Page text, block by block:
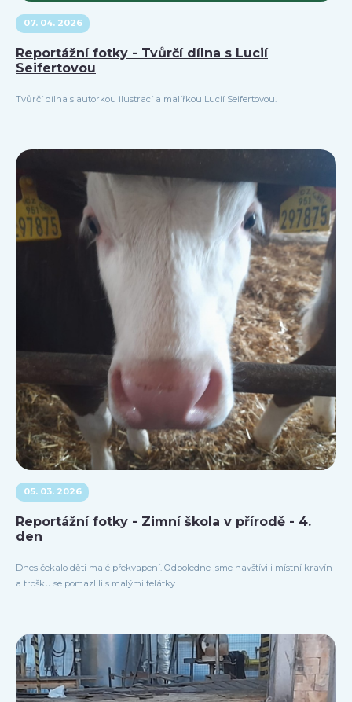
07. 04. 2026
Reportážní fotky - Tvůrčí dílna s Lucií
Seifertovou
Tvůrčí dílna s autorkou ilustrací a malířkou Lucií Seifertovou.
05. 03. 2026
Reportážní fotky - Zimní škola v přírodě - 4.
den
Dnes čekalo děti malé překvapení. Odpoledne jsme navštívili místní kravín
a trošku se pomazlili s malými telátky.